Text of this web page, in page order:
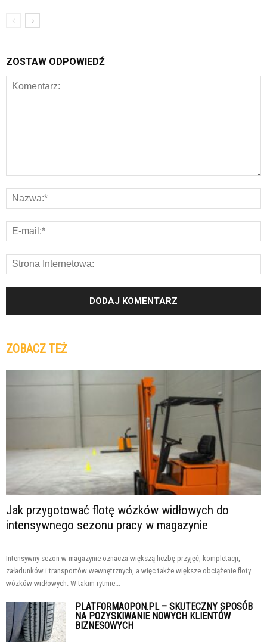
ZOSTAW ODPOWIEDŹ
ZOBACZ TEŻ
Jak przygotować flotę wózków widłowych do
intensywnego sezonu pracy w magazynie
Intensywny sezon w magazynie oznacza większą liczbę przyjęć, kompletacji,
załadunków i transportów wewnętrznych, a więc także większe obciążenie floty
wózków widłowych. W takim rytmie...
PLATFORMAOPON.PL – SKUTECZNY SPOSÓB
NA POZYSKIWANIE NOWYCH KLIENTÓW
BIZNESOWYCH